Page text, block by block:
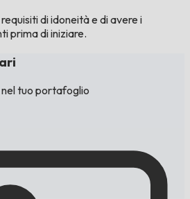
di idoneità e di avere i
prima di iniziare.
nel tuo portafoglio